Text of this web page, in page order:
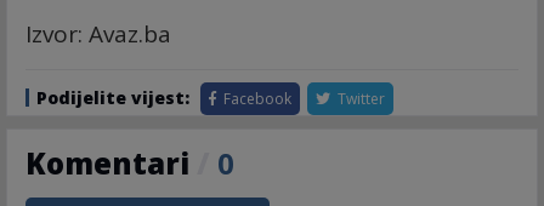
Izvor: Avaz.ba
Podijelite vijest: Facebook Twitter
Komentari 0